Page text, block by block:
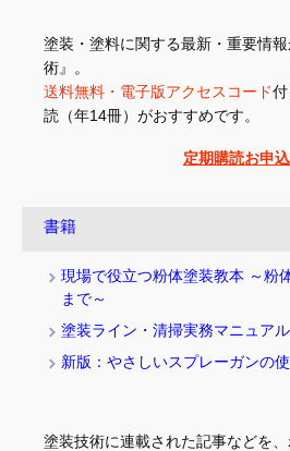
塗装・塗料に関する最新・重要情
術』。
送料無料・電子版アクセスコード
読（年14冊）がおすすめです。
定期購読お申
書籍
現場で役立つ粉体塗装教本 ～粉
まで～
塗装ライン・清掃実務マニュアル
新版：やさしいスプレーガンの
塗装技術に連載された記事などを